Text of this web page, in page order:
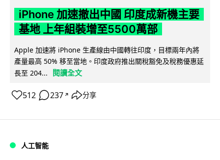
iPhone 加速撤出中國 印度成新機主要
基地 上年組裝增至5500萬部
Apple 加速將 iPhone 生產線由中國轉往印度，目標兩年內將
產量最高 50% 移至當地。印度政府推出關稅豁免及稅務優惠延
長至 204...
閱讀全文
512 237 ↗ 分享
人工智能